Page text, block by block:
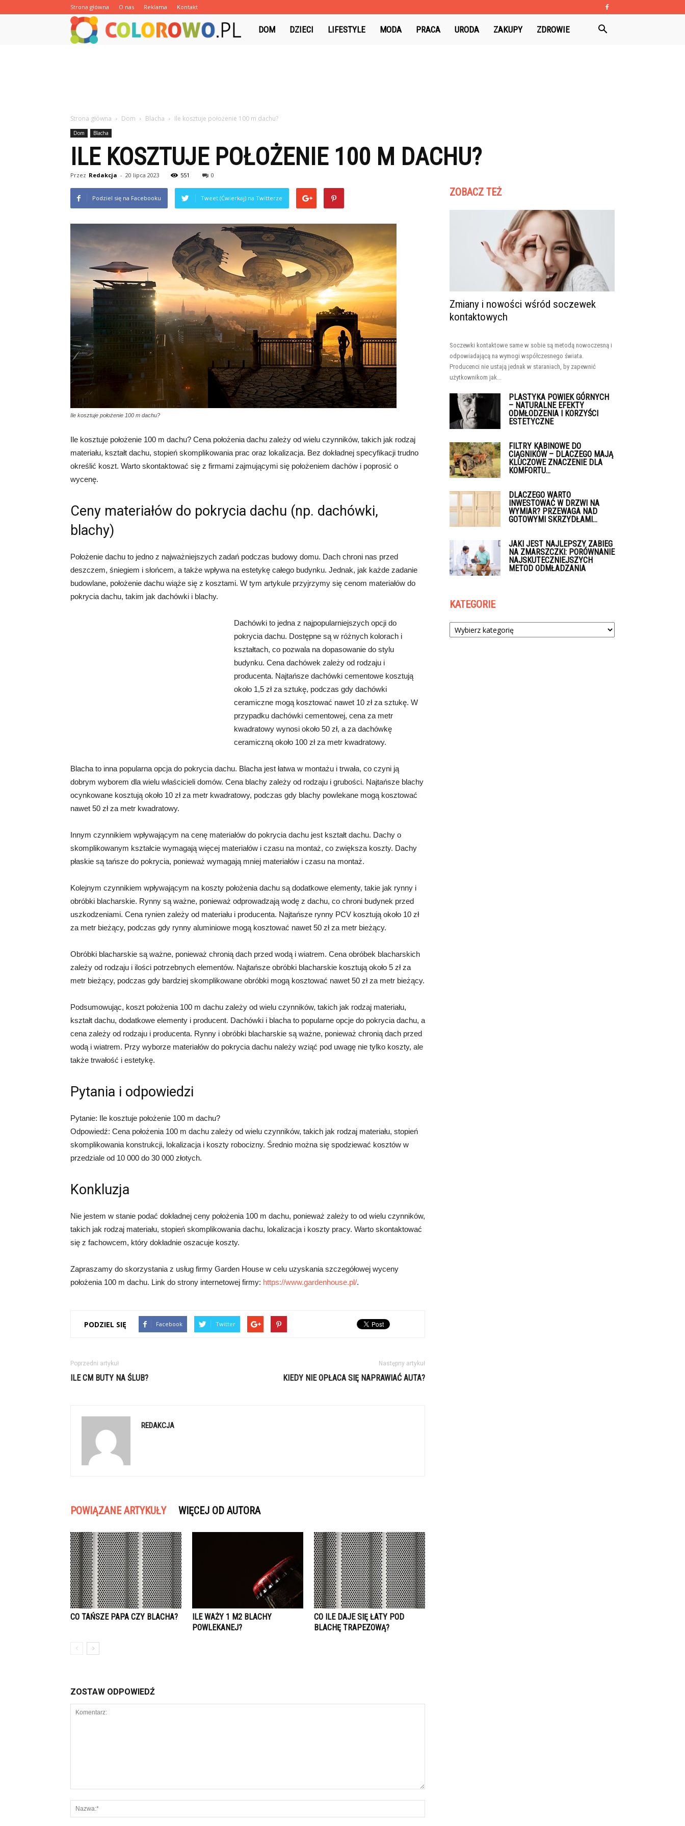
Strona główna O nas Reklama Kontakt
Colorowo.pl
DOM DZIECI LIFESTYLE MODA PRACA URODA ZAKUPY ZDROWIE
Strona główna Dom Blacha Ile kosztuje położenie 100 m dachu?
Dom Blacha
ILE KOSZTUJE POŁOŻENIE 100 M DACHU?
Przez Redakcja - 20 lipca 2023 551 0
Podziel się na Facebooku Tweet (Ćwierkaj) na Twitterze
Ile kosztuje położenie 100 m dachu?
Ile kosztuje położenie 100 m dachu? Cena położenia dachu zależy od wielu czynników, takich jak rodzaj
materiału, kształt dachu, stopień skomplikowania prac oraz lokalizacja. Bez dokładnej specyfikacji trudno
określić koszt. Warto skontaktować się z firmami zajmującymi się położeniem dachów i poprosić o
wycenę.
Ceny materiałów do pokrycia dachu (np. dachówki,
blachy)
Położenie dachu to jedno z najważniejszych zadań podczas budowy domu. Dach chroni nas przed
deszczem, śniegiem i słońcem, a także wpływa na estetykę całego budynku. Jednak, jak każde zadanie
budowlane, położenie dachu wiąże się z kosztami. W tym artykule przyjrzymy się cenom materiałów do
pokrycia dachu, takim jak dachówki i blachy.
Dachówki to jedna z najpopularniejszych opcji do
pokrycia dachu. Dostępne są w różnych kolorach i
kształtach, co pozwala na dopasowanie do stylu
budynku. Cena dachówek zależy od rodzaju i
producenta. Najtańsze dachówki cementowe kosztują
około 1,5 zł za sztukę, podczas gdy dachówki
ceramiczne mogą kosztować nawet 10 zł za sztukę. W
przypadku dachówki cementowej, cena za metr
kwadratowy wynosi około 50 zł, a za dachówkę
ceramiczną około 100 zł za metr kwadratowy.
Blacha to inna popularna opcja do pokrycia dachu. Blacha jest łatwa w montażu i trwała, co czyni ją
dobrym wyborem dla wielu właścicieli domów. Cena blachy zależy od rodzaju i grubości. Najtańsze blachy
ocynkowane kosztują około 10 zł za metr kwadratowy, podczas gdy blachy powlekane mogą kosztować
nawet 50 zł za metr kwadratowy.
Innym czynnikiem wpływającym na cenę materiałów do pokrycia dachu jest kształt dachu. Dachy o
skomplikowanym kształcie wymagają więcej materiałów i czasu na montaż, co zwiększa koszty. Dachy
płaskie są tańsze do pokrycia, ponieważ wymagają mniej materiałów i czasu na montaż.
Kolejnym czynnikiem wpływającym na koszty położenia dachu są dodatkowe elementy, takie jak rynny i
obróbki blacharskie. Rynny są ważne, ponieważ odprowadzają wodę z dachu, co chroni budynek przed
uszkodzeniami. Cena rynien zależy od materiału i producenta. Najtańsze rynny PCV kosztują około 10 zł
za metr bieżący, podczas gdy rynny aluminiowe mogą kosztować nawet 50 zł za metr bieżący.
Obróbki blacharskie są ważne, ponieważ chronią dach przed wodą i wiatrem. Cena obróbek blacharskich
zależy od rodzaju i ilości potrzebnych elementów. Najtańsze obróbki blacharskie kosztują około 5 zł za
metr bieżący, podczas gdy bardziej skomplikowane obróbki mogą kosztować nawet 50 zł za metr bieżący.
Podsumowując, koszt położenia 100 m dachu zależy od wielu czynników, takich jak rodzaj materiału,
kształt dachu, dodatkowe elementy i producent. Dachówki i blacha to popularne opcje do pokrycia dachu, a
cena zależy od rodzaju i producenta. Rynny i obróbki blacharskie są ważne, ponieważ chronią dach przed
wodą i wiatrem. Przy wyborze materiałów do pokrycia dachu należy wziąć pod uwagę nie tylko koszty, ale
także trwałość i estetykę.
Pytania i odpowiedzi
Pytanie: Ile kosztuje położenie 100 m dachu?
Odpowiedź: Cena położenia 100 m dachu zależy od wielu czynników, takich jak rodzaj materiału, stopień
skomplikowania konstrukcji, lokalizacja i koszty robocizny. Średnio można się spodziewać kosztów w
przedziale od 10 000 do 30 000 złotych.
Konkluzja
Nie jestem w stanie podać dokładnej ceny położenia 100 m dachu, ponieważ zależy to od wielu czynników,
takich jak rodzaj materiału, stopień skomplikowania dachu, lokalizacja i koszty pracy. Warto skontaktować
się z fachowcem, który dokładnie oszacuje koszty.
Zapraszamy do skorzystania z usług firmy Garden House w celu uzyskania szczegółowej wyceny
położenia 100 m dachu. Link do strony internetowej firmy: https://www.gardenhouse.pl/.
PODZIEL SIĘ Facebook Twitter
Poprzedni artykuł
ILE CM BUTY NA ŚLUB?
Następny artykuł
KIEDY NIE OPŁACA SIĘ NAPRAWIAĆ AUTA?
REDAKCJA
POWIĄZANE ARTYKUŁY WIĘCEJ OD AUTORA
CO TAŃSZE PAPA CZY BLACHA?
ILE WAŻY 1 M2 BLACHY
POWLEKANEJ?
CO ILE DAJE SIĘ ŁATY POD
BLACHĘ TRAPEZOWĄ?
ZOSTAW ODPOWIEDŹ
ZOBACZ TEŻ
Zmiany i nowości wśród soczewek
kontaktowych
Soczewki kontaktowe same w sobie są metodą nowoczesną i
odpowiadającą na wymogi współczesnego świata.
Producenci nie ustają jednak w staraniach, by zapewnić
użytkownikom jak...
PLASTYKA POWIEK GÓRNYCH
– NATURALNE EFEKTY
ODMŁODZENIA I KORZYŚCI
ESTETYCZNE
FILTRY KABINOWE DO
CIĄGNIKÓW – DLACZEGO MAJĄ
KLUCZOWE ZNACZENIE DLA
KOMFORTU...
DLACZEGO WARTO
INWESTOWAĆ W DRZWI NA
WYMIAR? PRZEWAGA NAD
GOTOWYMI SKRZYDŁAMI...
JAKI JEST NAJLEPSZY ZABIEG
NA ZMARSZCZKI: PORÓWNANIE
NAJSKUTECZNIEJSZYCH
METOD ODMŁADZANIA
KATEGORIE
Kategorie